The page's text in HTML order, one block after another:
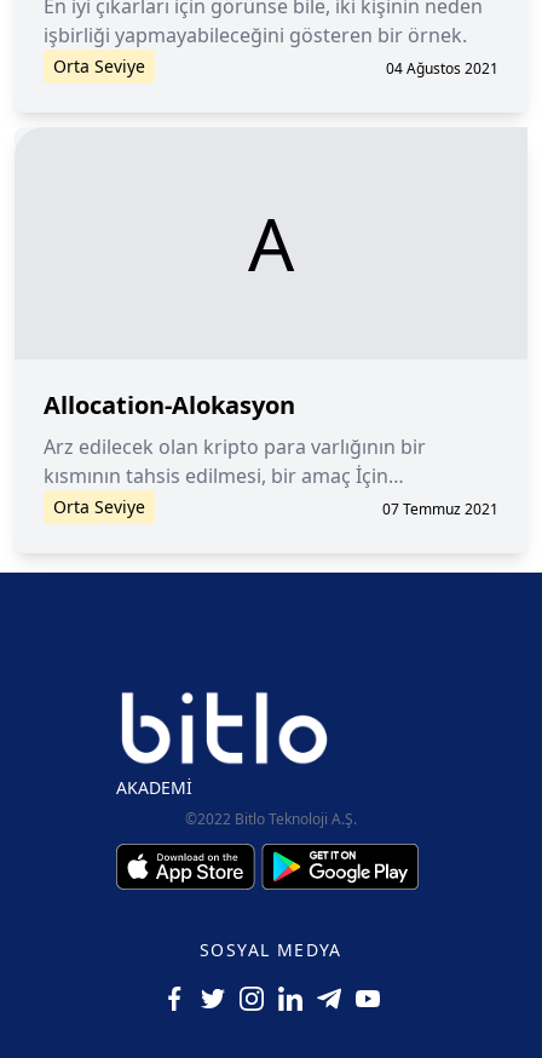
En iyi çıkarları için görünse bile, iki kişinin neden
işbirliği yapmayabileceğini gösteren bir örnek.
Orta Seviye 04 Ağustos 2021
A
Allocation-Alokasyon
Arz edilecek olan kripto para varlığının bir
kısmının tahsis edilmesi, bir amaç İçin
ayrılmasıdır. Tahsis edilen tutarı arz eden
veya yatırımcılar arasında dağıtabilir.
Orta Seviye 07 Temmuz 2021
AKADEMİ
©2022 Bitlo Teknoloji A.Ş.
SOSYAL MEDYA